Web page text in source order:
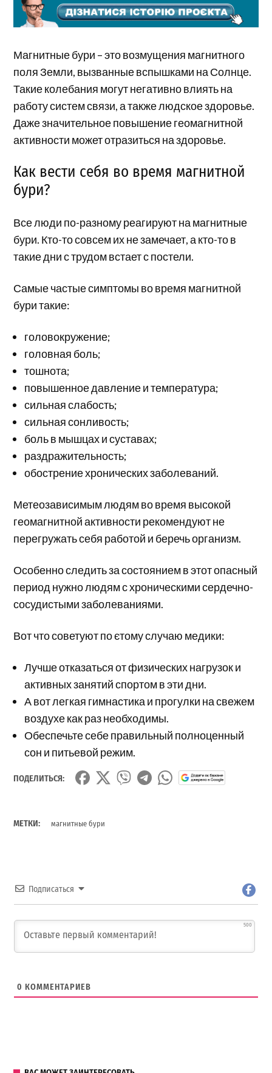
Магнитные бури – это возмущения магнитного
поля Земли, вызванные вспышками на Солнце.
Такие колебания могут негативно влиять на
работу систем связи, а также людское здоровье.
Даже значительное повышение геомагнитной
активности может отразиться на здоровье.
Как вести себя во время магнитной
бури?
Все люди по-разному реагируют на магнитные
бури. Кто-то совсем их не замечает, а кто-то в
такие дни с трудом встает с постели.
Самые частые симптомы во время магнитной
бури такие:
головокружение;
головная боль;
тошнота;
повышенное давление и температура;
сильная слабость;
сильная сонливость;
боль в мышцах и суставах;
раздражительность;
обострение хронических заболеваний.
Метеозависимым людям во время высокой
геомагнитной активности рекомендуют не
перегружать себя работой и беречь организм.
Особенно следить за состоянием в этот опасный
период нужно людям с хроническими сердечно-
сосудистыми заболеваниями.
Вот что советуют по єтому случаю медики:
Лучше отказаться от физических нагрузок и
активных занятий спортом в эти дни.
А вот легкая гимнастика и прогулки на свежем
воздухе как раз необходимы.
Обеспечьте себе правильный полноценный
сон и питьевой режим.
ПОДЕЛИТЬСЯ:
МЕТКИ: магнитные бури
Подписаться
500
0 КОММЕНТАРИЕВ